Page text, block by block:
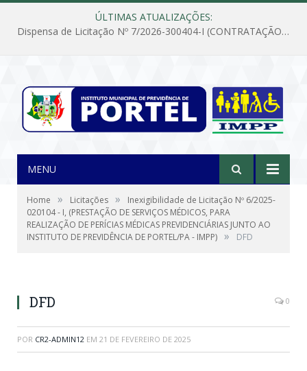
ÚLTIMAS ATUALIZAÇÕES:
Dispensa de Licitação Nº 7/2026-300404-I (CONTRATAÇÃO DE EMPRESA PARA MANUTENÇÃO E REPARAÇÃO DE APARELHOS DE AR CONDICIONADO, EM ATENDIMENTO ÀS NECESSIDADES DO INSTITUTO DE PREVIDÊNCIA MUNICIPAL DE PORTEL/PA)
MENU
Home » Licitações »
Inexigibilidade de Licitação Nº 6/2025-
020104 - I, (PRESTAÇÃO DE SERVIÇOS MÉDICOS, PARA
REALIZAÇÃO DE PERÍCIAS MÉDICAS PREVIDENCIÁRIAS JUNTO AO
INSTITUTO DE PREVIDÊNCIA DE PORTEL/PA - IMPP) » DFD
DFD 0
POR CR2-ADMIN12 EM 21 DE FEVEREIRO DE 2025